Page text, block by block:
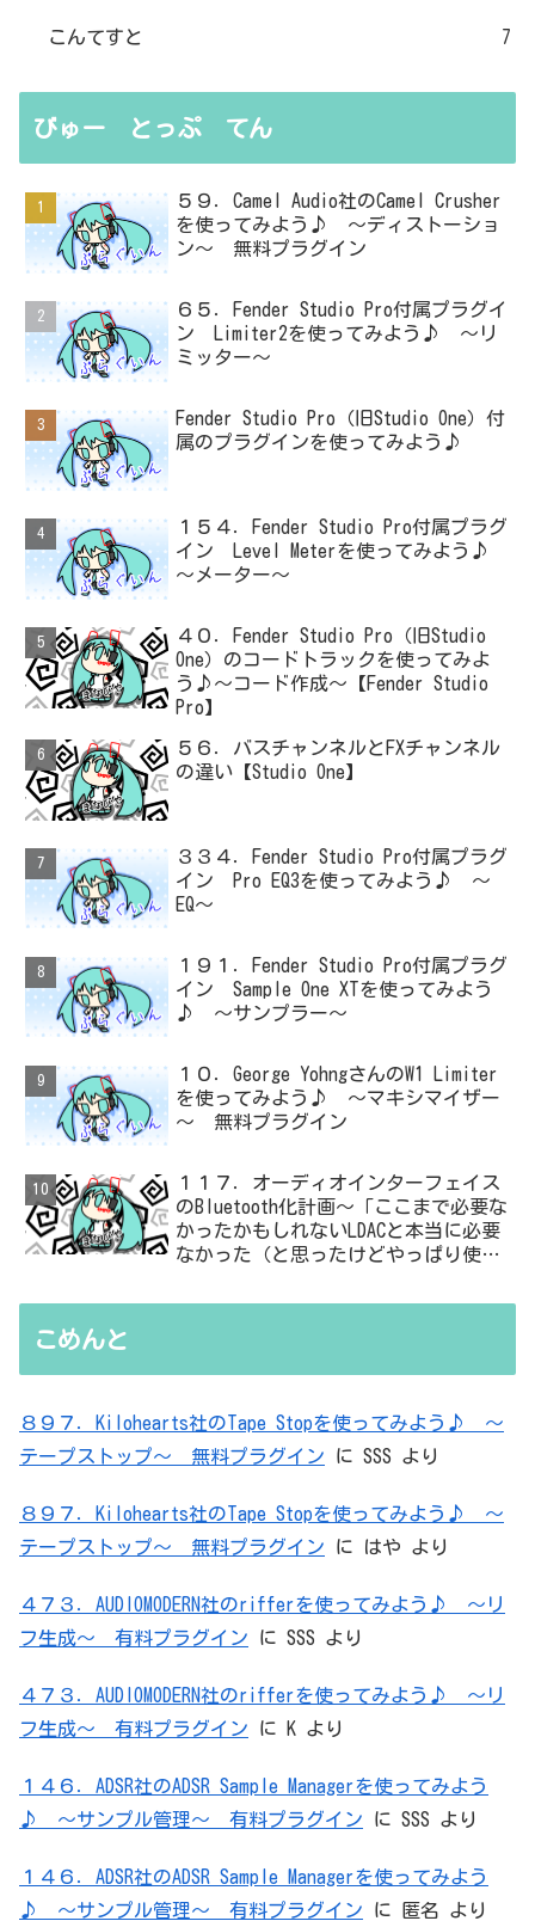
こんてすと 7
びゅー とっぷ てん
５９．Camel Audio社のCamel Crusher
を使ってみよう♪ ～ディストーショ
ン～ 無料プラグイン
６５．Fender Studio Pro付属プラグイ
ン Limiter2を使ってみよう♪ ～リ
ミッター～
Fender Studio Pro（旧Studio One）付
属のプラグインを使ってみよう♪
１５４．Fender Studio Pro付属プラグ
イン Level Meterを使ってみよう♪
～メーター～
４０．Fender Studio Pro（旧Studio
One）のコードトラックを使ってみよ
う♪～コード作成～【Fender Studio
Pro】
５６．バスチャンネルとFXチャンネル
の違い【Studio One】
３３４．Fender Studio Pro付属プラグ
イン Pro EQ3を使ってみよう♪ ～
EQ～
１９１．Fender Studio Pro付属プラグ
イン Sample One XTを使ってみよう
♪ ～サンプラー～
１０．George YohngさんのW1 Limiter
を使ってみよう♪ ～マキシマイザー
～ 無料プラグイン
１１７．オーディオインターフェイス
のBluetooth化計画～「ここまで必要な
かったかもしれないLDACと本当に必要
なかった（と思ったけどやっぱり使っ
無駄を重ねた結論はシンプルだった
こめんと
８９７．Kilohearts社のTape Stopを使ってみよう♪ ～
テープストップ～ 無料プラグイン に SSS より
８９７．Kilohearts社のTape Stopを使ってみよう♪ ～
テープストップ～ 無料プラグイン に はや より
４７３．AUDIOMODERN社のrifferを使ってみよう♪ ～リ
フ生成～ 有料プラグイン に SSS より
４７３．AUDIOMODERN社のrifferを使ってみよう♪ ～リ
フ生成～ 有料プラグイン に K より
１４６．ADSR社のADSR Sample Managerを使ってみよう
♪ ～サンプル管理～ 有料プラグイン に SSS より
１４６．ADSR社のADSR Sample Managerを使ってみよう
♪ ～サンプル管理～ 有料プラグイン に 匿名 より